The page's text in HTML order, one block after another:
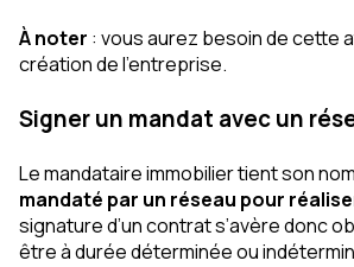
À noter : vous aurez besoin de cette
création de l’entreprise.
Signer un mandat avec un
Le mandataire immobilier tient son
mandaté par un réseau pour
signature d’un contrat s’avère donc
être à durée déterminée ou